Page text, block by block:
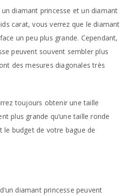
diamant princesse et un diamant
carat, vous verrez que le diamant
un peu plus grande. Cependant,
peuvent souvent sembler plus
des mesures diagonales très
toujours obtenir une taille
plus grande qu’une taille ronde
le budget de votre bague de
diamant princesse peuvent